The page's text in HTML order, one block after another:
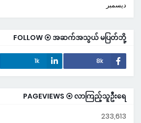
ديسمبر
FOLLOW ⦿ အဆက်အသွယ် မပြတ်ဘို့
8k
1k
PAGEVIEWS ⦿ လာကြည့်သူဦးရေ
233,613